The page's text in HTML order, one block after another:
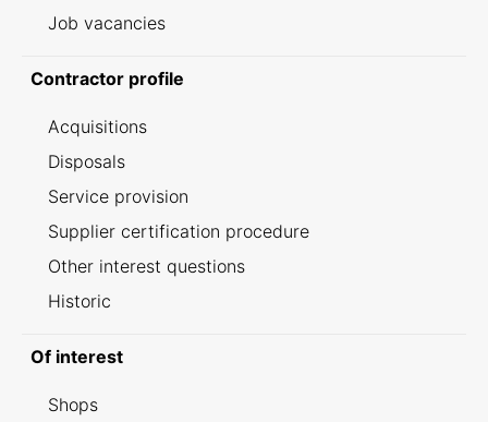
Job vacancies
Contractor profile
Acquisitions
Disposals
Service provision
Supplier certification procedure
Other interest questions
Historic
Of interest
Shops